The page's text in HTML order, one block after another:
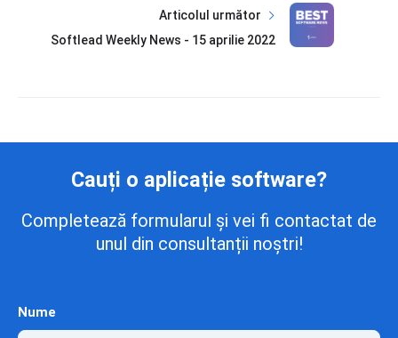
Articolul următor
Softlead Weekly News - 15 aprilie 2022
Cauți o aplicație software?
Completează formularul și vei fi contactat de
unul din consultanții noștri!
Nume